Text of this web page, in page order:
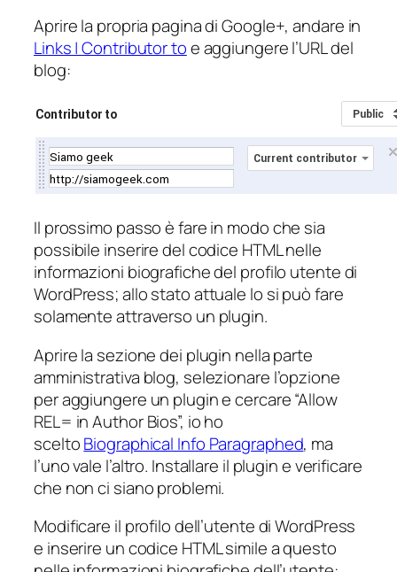
Aprire la propria pagina di Google+, andare in
Links | Contributor toe aggiungere l’URL del
blog:
Il prossimo passo è fare in modo che sia
possibile inserire del codice HTML nelle
informazioni biografiche del profilo utente di
WordPress; allo stato attuale lo si può fare
solamente attraverso un plugin.
Aprire la sezione dei plugin nella parte
amministrativa blog, selezionare l’opzione
per aggiungere un plugin e cercare “Allow
REL= in Author Bios”, io ho
sceltoBiographical Info Paragraphed, ma
l’uno vale l’altro. Installare il plugin e verificare
che non ci siano problemi.
Modificare il profilo dell’utente di WordPress
e inserire un codice HTML simile a questo